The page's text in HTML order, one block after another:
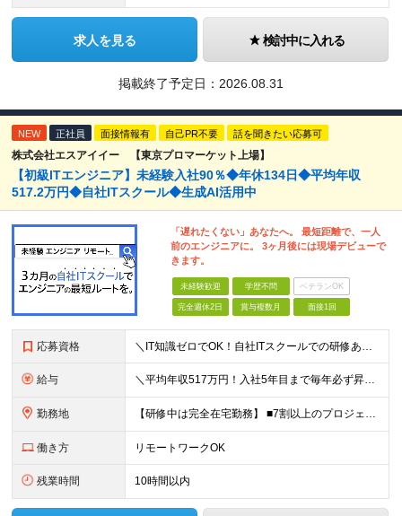
求人を見る 検討中に入れる
掲載終了予定日： 2026.08.31
NEW 正社員 面接情報有 自己PR不要 話を聞きたい応募可
株式会社エスアイイー 【東京プロマーケット上場】
【初級ITエンジニア】未経験入社90％◆年休134日◆平均年収
517.2万円◆自社ITスクール◆生成AI活用中
「遅れたくない」あなたへ。 最短距離で、一人
前のエンジニアに。 3ヶ月後には現場デビューで
きます。
未経験歓迎 学歴不問 ベテランOK
完全週休2日 賞与複数月 面接1回
応募資格 ＼IT知識ゼロでOK！自社ITスクールでの研修あり／ ■完全未経験OK(文系出身70％) ■第二新卒歓迎 ■学歴不問 └社会人未経験の方も歓迎します！ 5名以上の採用を予定しているので、同期と入社も
給与 ＼平均年収517万円！入社5年目まで毎年必ず昇給／ ■賞与年3回 ■年収800万円以上も可 ■入社3年以上の平均年収469.2万円 月給23万2000円以上＋賞与年3回＋各種手当 ☆入社5年目まで最
勤務地 【研修中は完全在宅勤務】 ■7割以上のプロジェクトでリモートワークを導入 ■フルリモートもあり ■一都三県のプロジェクト先 ■転居を伴う転勤なし ＜プロジェクト先＞ 東京・神奈川・千葉・埼玉でのプロ
働き方 リモートワークOK
残業時間 10時間以内